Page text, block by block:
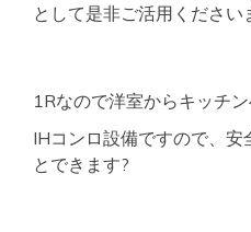
として是非ご活用ください
1Rなので洋室からキッチ
IHコンロ設備ですので、
とできます?